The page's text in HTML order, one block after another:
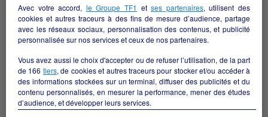
Avec votre accord, le Groupe TF1 etses partenaires, utilisent des
cookies et autres traceurs à des fins de mesure d’audience, partage
avec les réseaux sociaux, personnalisation des contenus, et publicité
personnalisée sur nos services et ceux de nos partenaires.
Vous avez aussi le choix d'accepter ou de refuser l’utilisation, de la part
de 166 tiers, de cookies et autres traceurs pour stocker et/ou accéder à
des informations stockées sur un terminal, diffuser des publicités et du
contenu personnalisés, en mesurer la performance, mener des études
d’audience, et développer leurs services.